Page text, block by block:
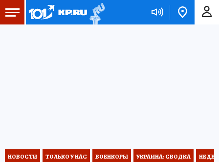
НОВОСТИ ТОЛЬКО У НАС ВОЕНКОРЫ УКРАИНА: СВОДКА